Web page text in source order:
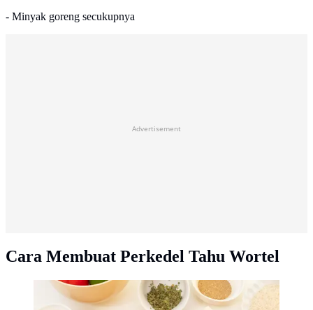
- Minyak goreng secukupnya
Advertisement
Cara Membuat Perkedel Tahu Wortel